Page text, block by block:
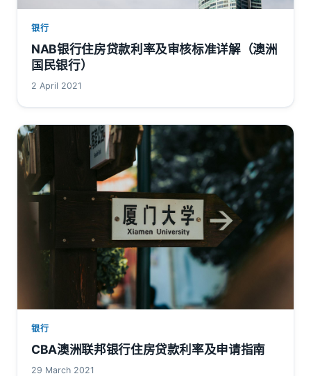
银行
NAB银行住房贷款利率及审核标准详解（澳洲
国民银行）
2 April 2021
银行
CBA澳洲联邦银行住房贷款利率及申请指南
29 March 2021